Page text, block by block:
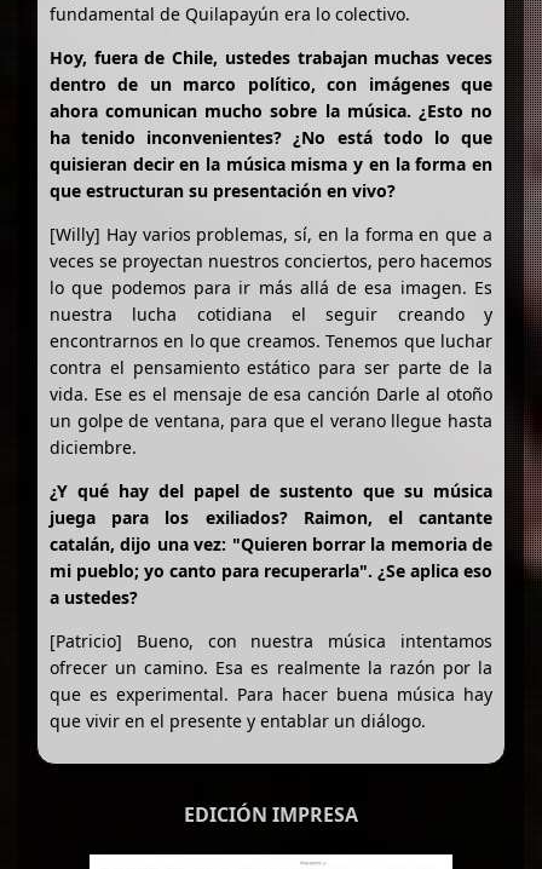
fundamental de Quilapayún era lo colectivo.
Hoy, fuera de Chile, ustedes trabajan muchas veces
dentro de un marco político, con imágenes que
ahora comunican mucho sobre la música. ¿Esto no
ha tenido inconvenientes? ¿No está todo lo que
quisieran decir en la música misma y en la forma en
que estructuran su presentación en vivo?
[Willy] Hay varios problemas, sí, en la forma en que a
veces se proyectan nuestros conciertos, pero hacemos
lo que podemos para ir más allá de esa imagen. Es
nuestra lucha cotidiana el seguir creando y
encontrarnos en lo que creamos. Tenemos que luchar
contra el pensamiento estático para ser parte de la
vida. Ese es el mensaje de esa canción Darle al otoño
un golpe de ventana, para que el verano llegue hasta
diciembre.
¿Y qué hay del papel de sustento que su música
juega para los exiliados? Raimon, el cantante
catalán, dijo una vez: "Quieren borrar la memoria de
mi pueblo; yo canto para recuperarla". ¿Se aplica eso
a ustedes?
[Patricio] Bueno, con nuestra música intentamos
ofrecer un camino. Esa es realmente la razón por la
que es experimental. Para hacer buena música hay
que vivir en el presente y entablar un diálogo.
EDICIÓN IMPRESA